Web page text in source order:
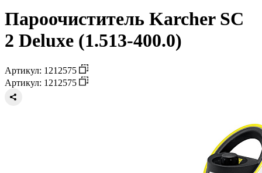
Пароочиститель Karcher SC
2 Deluxe (1.513-400.0)
Артикул: 1212575
Артикул: 1212575